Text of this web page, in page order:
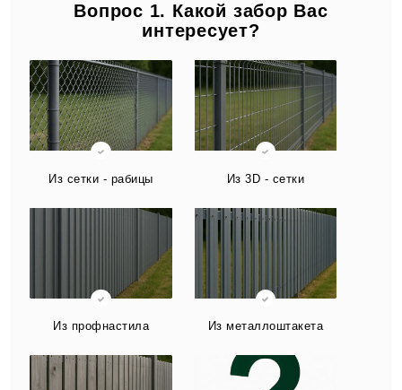
Вопрос 1. Какой забор Вас
интересует?
Из сетки - рабицы Из 3D - сетки
Из профнастила Из металлоштакета